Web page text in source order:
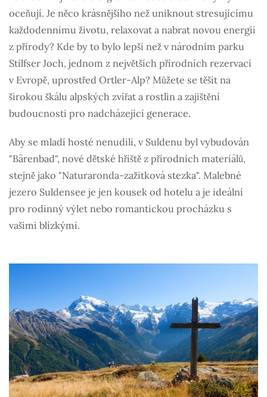
oceňují. Je něco krásnějšího než uniknout stresujícímu
každodennímu životu, relaxovat a nabrat novou energii
z přírody? Kde by to bylo lepší než v národním parku
Stilfser Joch, jednom z největších přírodních rezervací
v Evropě, uprostřed Ortler-Alp? Můžete se těšit na
širokou škálu alpských zvířat a rostlin a zajištění
budoucnosti pro nadcházející generace.
Aby se mladí hosté nenudili, v Suldenu byl vybudován
"Bärenbad", nové dětské hřiště z přírodních materiálů,
stejně jako "Naturaronda-zažitková stezka". Malebné
jezero Suldensee je jen kousek od hotelu a je ideální
pro rodinný výlet nebo romantickou procházku s
vašimi blízkými.